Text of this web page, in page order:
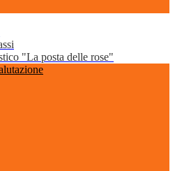
"La posta delle rose"